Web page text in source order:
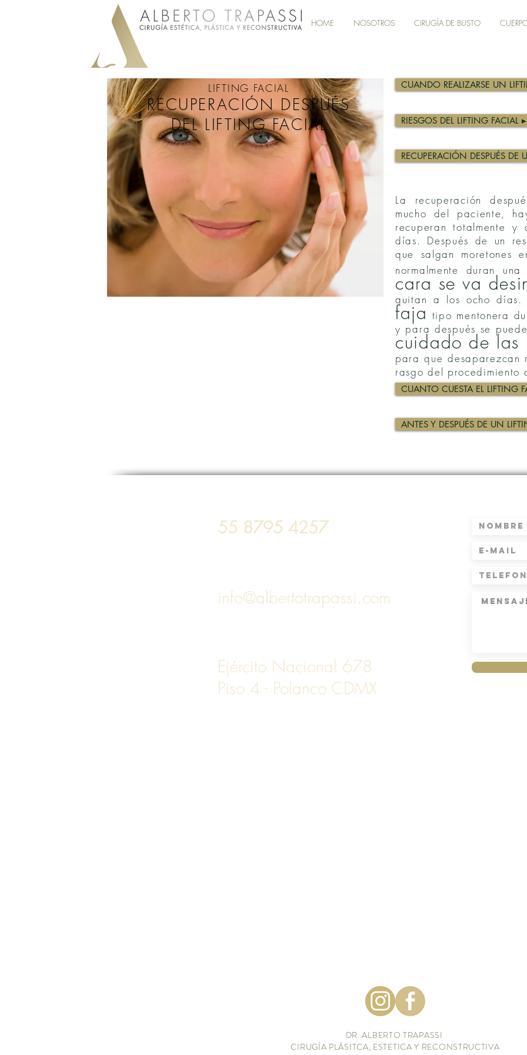
HOME NOSOTROS CIRUGÍA DE BUSTO
LIFTING FACIAL
RECUPERACIÓN DESPUÉS
DEL LIFTING FACIAL
CUANDO REALIZARSE UN
RIESGOS DEL LIFTING FACIAL ▸
RECUPERACIÓN DESPUÉS DE
La recuperación
mucho del paciente,
recuperan totalmente y
días. Después de un
que salgan moretones
normalmente duran
cara se va
quitan a los ocho días.
faja tipo mentonera
y para después se
cuidado de las
para que desaparezcan
rasgo del procedimiento
CUANTO CUESTA EL LIFTING
ANTES Y DESPUÉS DE UN
Ejército Nacional 678
Piso 4 - Polanco CDMX
info@albertotrapassi.com
55 8795 4257
DR. ALBERTO TRAPASSI
CIRUGÍA PLÁSITCA, ESTETICA Y RECONSTRUCTIVA